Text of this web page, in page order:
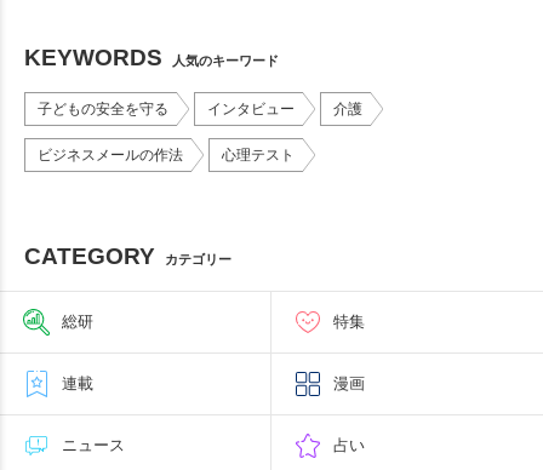
KEYWORDS 人気のキーワード
子どもの安全を守る インタビュー 介護
ビジネスメールの作法 心理テスト
CATEGORY カテゴリー
総研 特集
連載 漫画
ニュース 占い